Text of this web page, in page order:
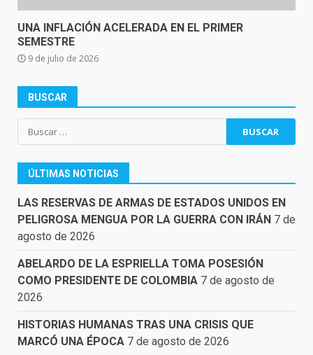
UNA INFLACIÓN ACELERADA EN EL PRIMER
SEMESTRE
9 de julio de 2026
BUSCAR
Buscar:
ÚLTIMAS NOTICIAS
LAS RESERVAS DE ARMAS DE ESTADOS UNIDOS EN
PELIGROSA MENGUA POR LA GUERRA CON IRÁN 7 de
agosto de 2026
ABELARDO DE LA ESPRIELLA TOMA POSESIÓN
COMO PRESIDENTE DE COLOMBIA 7 de agosto de
2026
HISTORIAS HUMANAS TRAS UNA CRISIS QUE
MARCÓ UNA ÉPOCA 7 de agosto de 2026